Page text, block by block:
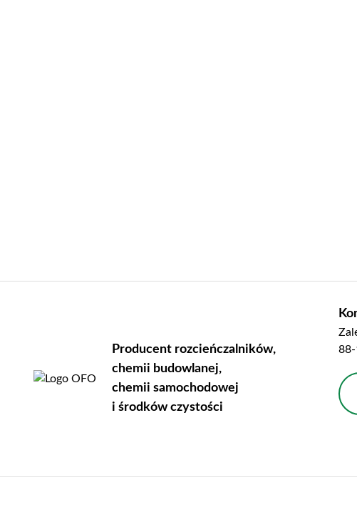
Producent rozcieńczalników,
chemii budowlanej,
chemii samochodowej
i środków czystości
88-